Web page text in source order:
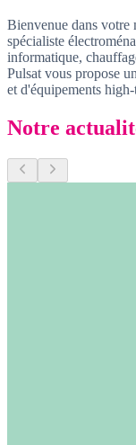
Bienvenue dans votre
spécialiste
informatique,
Pulsat vous propose
et d'équipements
Notre